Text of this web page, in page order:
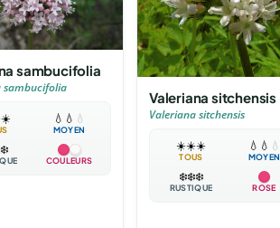
sambucifolia
sambucifolia
☀️ 💧 💧 💧
MOYEN
❄️
COULEURS
Valeriana sitchensis
Valeriana sitchensis
☀️☀️☀️
TOUS
💧 💧 💧
MOYEN
❄️❄️❄️
RUSTIQUE ROSE